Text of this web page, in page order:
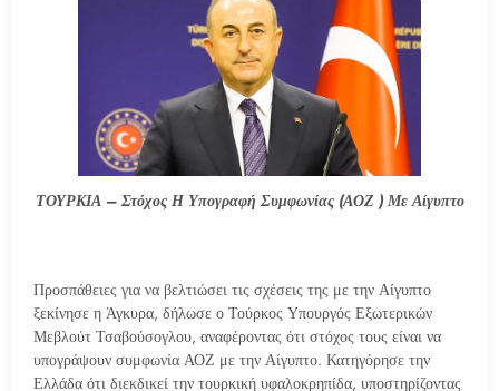
ΤΟΥΡΚΙΑ – Στόχος Η Υπογραφή Συμφωνίας (ΑΟΖ ) Με Αίγυπτο
Προσπάθειες για να βελτιώσει τις σχέσεις της με την Αίγυπτο
ξεκίνησε η Άγκυρα, δήλωσε ο Τούρκος Υπουργός Εξωτερικών
Μεβλούτ Τσαβούσογλου, αναφέροντας ότι στόχος τους είναι να
υπογράψουν συμφωνία ΑΟΖ με την Αίγυπτο. Κατηγόρησε την
Ελλάδα ότι διεκδικεί την τουρκική υφαλοκρηπίδα, υποστηρίζοντας